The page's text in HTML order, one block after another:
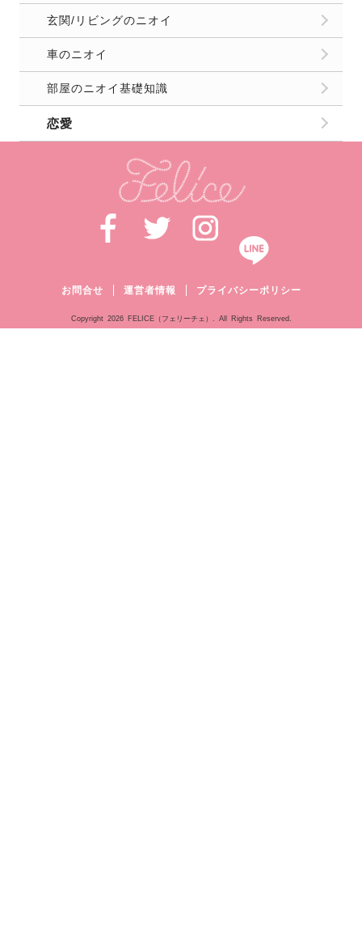
玄関/リビングのニオイ
車のニオイ
部屋のニオイ基礎知識
恋愛
お問合せ 運営者情報 プライバシーポリシー
Copyright 2026 FELICE（フェリーチェ）. All Rights Reserved.